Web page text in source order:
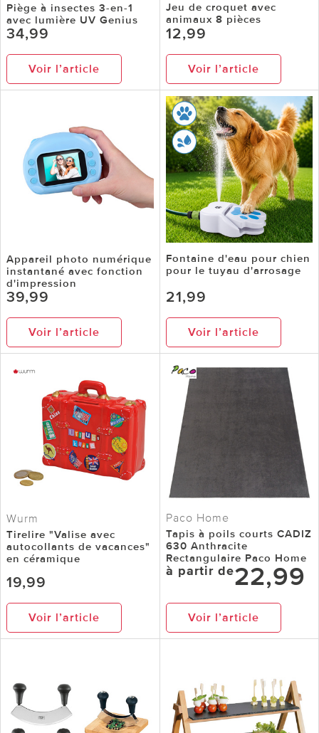
Piège à insectes 3-en-1
avec lumière UV Genius
34,99
Voir l’article
Jeu de croquet avec
animaux 8 pièces
12,99
Voir l’article
Appareil photo numérique
instantané avec fonction
d'impression
39,99
Voir l’article
Fontaine d'eau pour chien
pour le tuyau d'arrosage
21,99
Voir l’article
Wurm
Tirelire "Valise avec
autocollants de vacances"
en céramique
19,99
Voir l’article
Paco Home
Tapis à poils courts CADIZ
630 Anthracite
Rectangulaire Paco Home
à partir de22,99
Voir l’article